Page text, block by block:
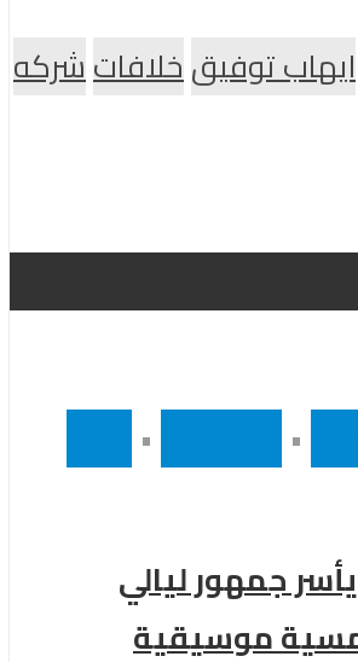
ايهاب توفيقخلافاتشركه
•
•
جمهور ليالي
موسيقية